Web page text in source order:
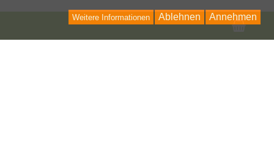
Annehmen
Ablehnen
Weitere Informationen